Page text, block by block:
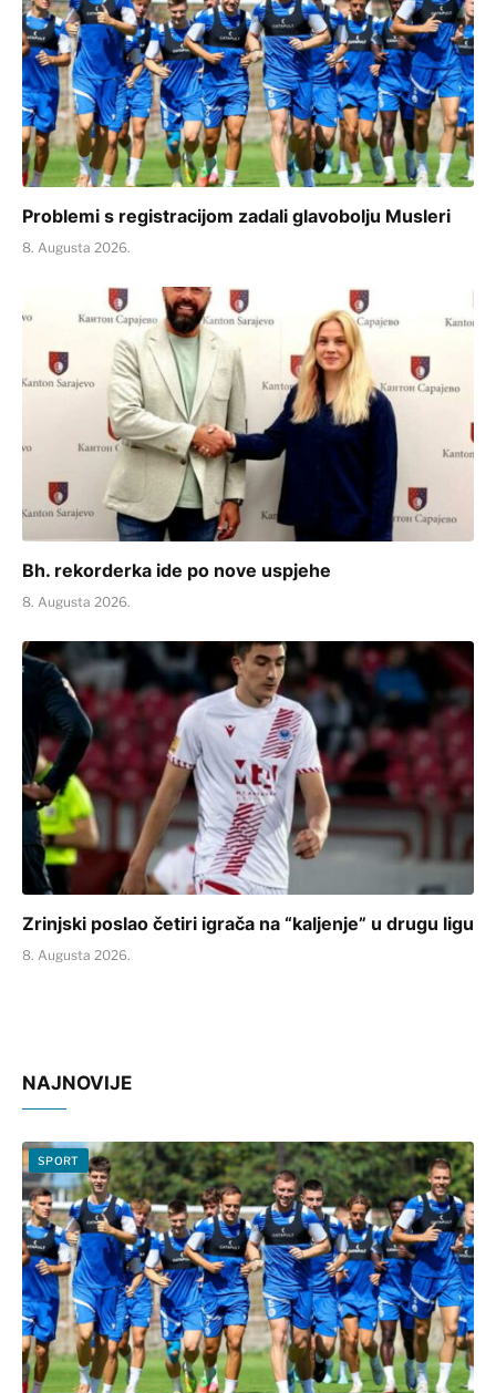
Problemi s registracijom zadali glavobolju Musleri
8. Augusta 2026.
Bh. rekorderka ide po nove uspjehe
8. Augusta 2026.
Zrinjski poslao četiri igrača na “kaljenje” u drugu ligu
8. Augusta 2026.
NAJNOVIJE
SPORT